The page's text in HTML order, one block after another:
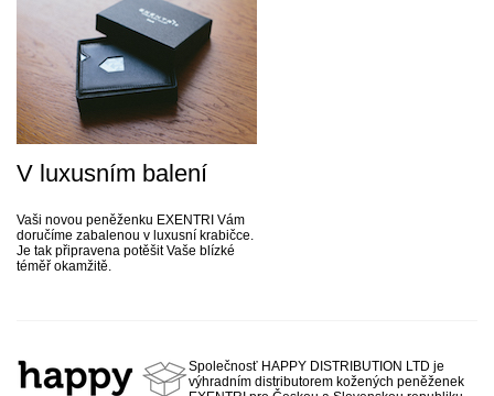
V luxusním balení
Vaši novou peněženku EXENTRI Vám
doručíme zabalenou v luxusní krabičce.
Je tak připravena potěšit Vaše blízké
téměř okamžitě.
Společnosť HAPPY DISTRIBUTION LTD je
výhradním distributorem kožených peněženek